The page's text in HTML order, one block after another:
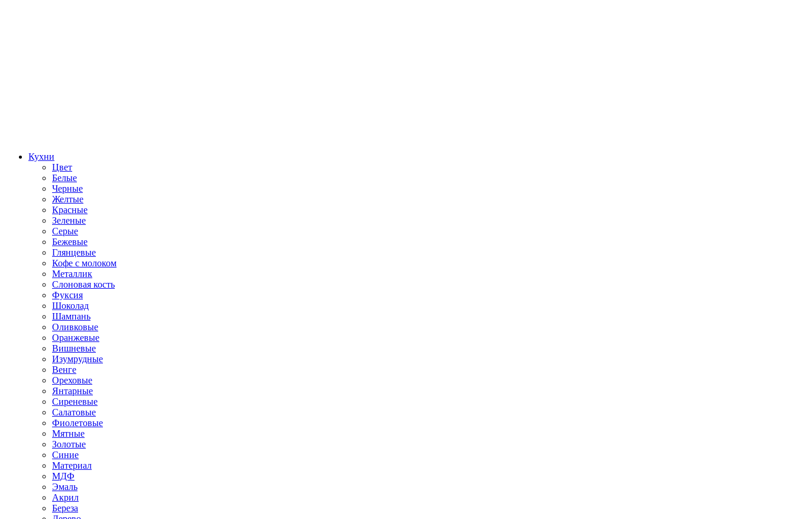
Кухни
Цвет
Белые
Черные
Желтые
Красные
Зеленые
Серые
Бежевые
Глянцевые
Кофе с молоком
Металлик
Слоновая кость
Фуксия
Шоколад
Шампань
Оливковые
Оранжевые
Вишневые
Изумрудные
Венге
Ореховые
Янтарные
Сиреневые
Салатовые
Фиолетовые
Мятные
Золотые
Синие
Материал
МДФ
Эмаль
Акрил
Береза